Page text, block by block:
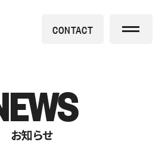
CONTACT
お知らせ